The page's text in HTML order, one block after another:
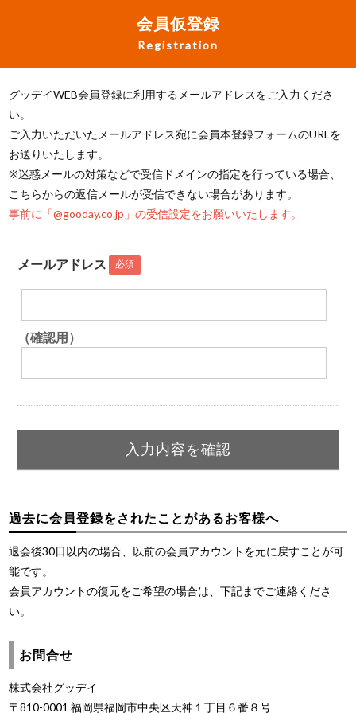
会員仮登録
Registration
グッデイWEB会員登録に利用するメールアドレスをご入力くださ
い。
ご入力いただいたメールアドレス宛に会員本登録フォームのURLを
お送りいたします。
※迷惑メールの対策などで受信ドメインの指定を行っている場合、
こちらからの返信メールが受信できない場合があります。
事前に「@gooday.co.jp」の受信設定をお願いいたします。
メールアドレス 必須
（確認用）
過去に会員登録をされたことがあるお客様へ
退会後30日以内の場合、以前の会員アカウントを元に戻すことが可
能です。
会員アカウントの復元をご希望の場合は、下記までご連絡くださ
い。
お問合せ
株式会社グッデイ
〒810-0001 福岡県福岡市中央区天神１丁目６番８号